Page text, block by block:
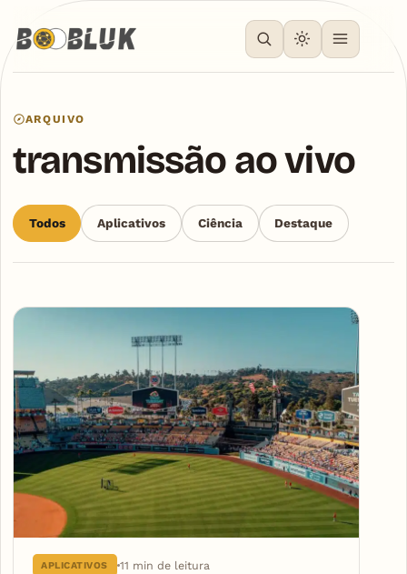
ARQUIVO
transmissão ao vivo
Todos Aplicativos Ciência Destaque
Articles
APLICATIVOS 11 min de leitura